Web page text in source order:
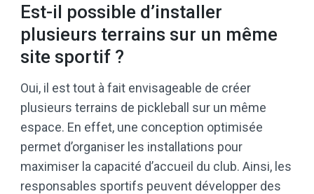
Est-il possible d’installer
plusieurs terrains sur un même
site sportif ?
Oui, il est tout à fait envisageable de créer
plusieurs terrains de pickleball sur un même
espace. En effet, une conception optimisée
permet d’organiser les installations pour
maximiser la capacité d’accueil du club. Ainsi, les
responsables sportifs peuvent développer des